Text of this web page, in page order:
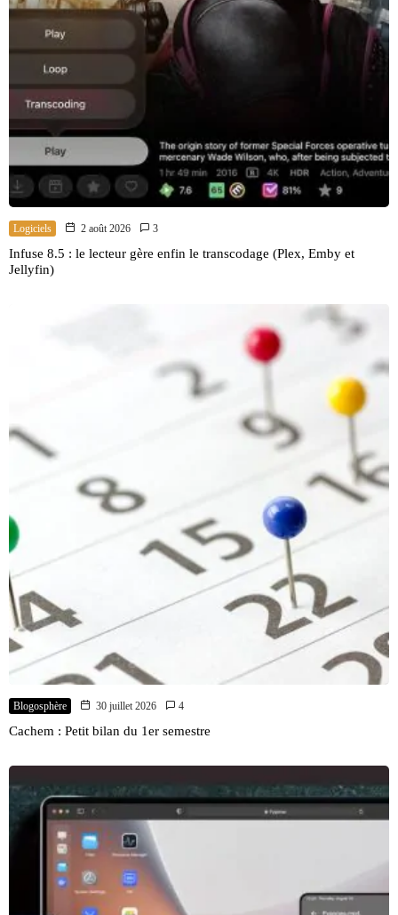
Logiciels 2 août 2026 3
Infuse 8.5 : le lecteur gère enfin le transcodage (Plex, Emby et
Jellyfin)
Blogosphère 30 juillet 2026 4
Cachem : Petit bilan du 1er semestre